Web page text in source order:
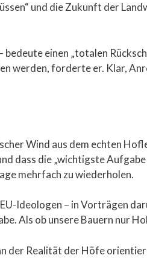
und die Zukunft der
bedeute einen „totalen
werden, forderte er. Klar,
Wind aus dem echten
dass die „wichtigste
mehrfach zu wiederholen.
Ideologen – in Vorträgen
Als ob unsere Bauern nur
der Realität der Höfe